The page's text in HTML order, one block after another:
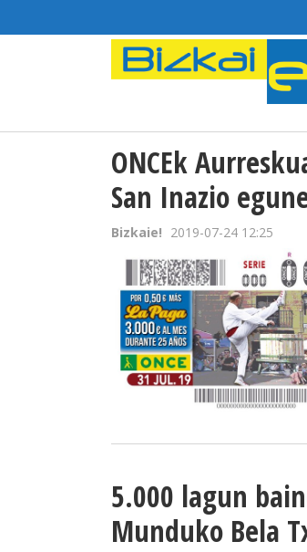
ONCEk
San Inazio
Bizkaie! 2019-07-24 12:25
5.000 lagun
Munduko Bela